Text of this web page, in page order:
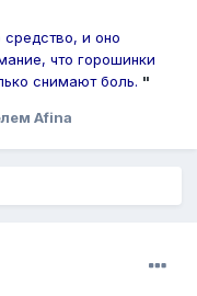
и оно
что горошинки
снимают боль. "
Afina